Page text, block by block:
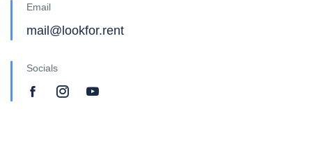
Email
mail@lookfor.rent
Socials